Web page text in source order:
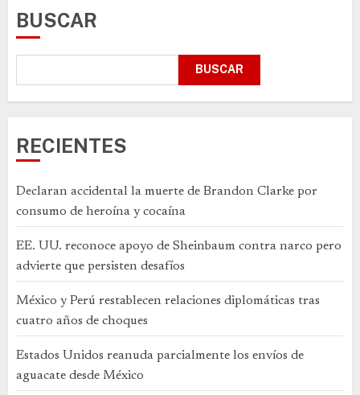
BUSCAR
BUSCAR
RECIENTES
Declaran accidental la muerte de Brandon Clarke por
consumo de heroína y cocaína
EE. UU. reconoce apoyo de Sheinbaum contra narco pero
advierte que persisten desafíos
México y Perú restablecen relaciones diplomáticas tras
cuatro años de choques
Estados Unidos reanuda parcialmente los envíos de
aguacate desde México